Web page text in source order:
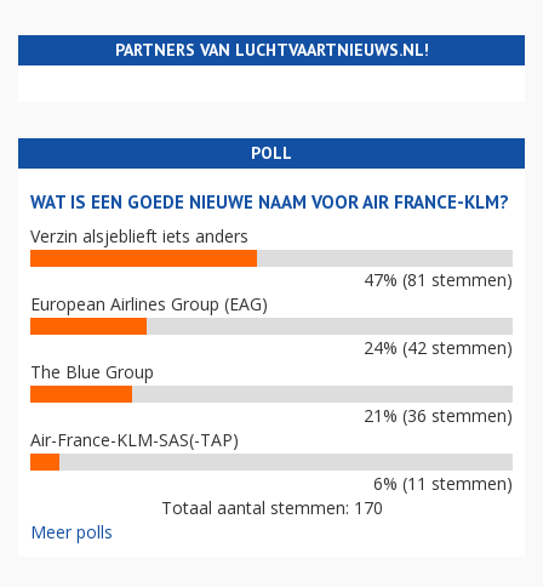
PARTNERS VAN LUCHTVAARTNIEUWS.NL!
POLL
WAT IS EEN GOEDE NIEUWE NAAM VOOR AIR FRANCE-KLM?
Verzin alsjeblieft iets anders
47% (81 stemmen)
European Airlines Group (EAG)
24% (42 stemmen)
The Blue Group
21% (36 stemmen)
Air-France-KLM-SAS(-TAP)
6% (11 stemmen)
Totaal aantal stemmen: 170
Meer polls